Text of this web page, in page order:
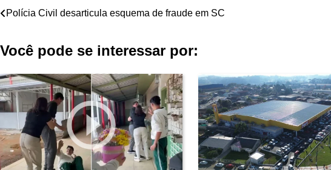
Navegação
Post
Polícia Civil desarticula esquema de fraude em SC
Você pode se interessar por: